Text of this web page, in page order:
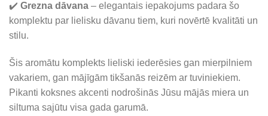
✔️ Grezna dāvana – elegantais iepakojums padara šo
komplektu par lielisku dāvanu tiem, kuri novērtē kvalitāti un
stilu.
Šis aromātu komplekts lieliski iederēsies gan mierpilniem
vakariem, gan mājīgām tikšanās reizēm ar tuviniekiem.
Pikanti koksnes akcenti nodrošinās Jūsu mājās miera un
siltuma sajūtu visa gada garumā.